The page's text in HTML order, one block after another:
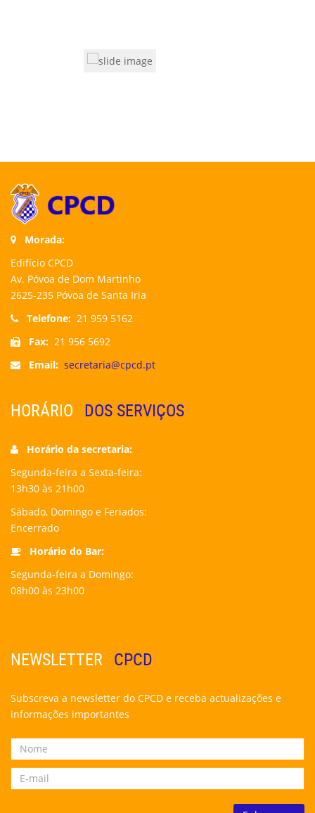
Morada:
Edifício CPCD
Av. Póvoa de Dom Martinho
2625-235 Póvoa de Santa Iria
Telefone: 21 959 5162
Fax: 21 956 5692
Email: secretaria@cpcd.pt
HORÁRIO DOS SERVIÇOS
Horário da secretaria:
Segunda-feira a Sexta-feira:
13h30 às 21h00
Sábado, Domingo e Feriados:
Encerrado
Horário do Bar:
Segunda-feira a Domingo:
08h00 às 23h00
NEWSLETTER CPCD
Subscreva a newsletter do CPCD e receba actualizações e
informações importantes